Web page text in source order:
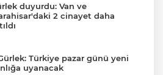
duyurdu: Van ve
2 cinayet daha
Türkiye pazar günü yeni
uyanacak